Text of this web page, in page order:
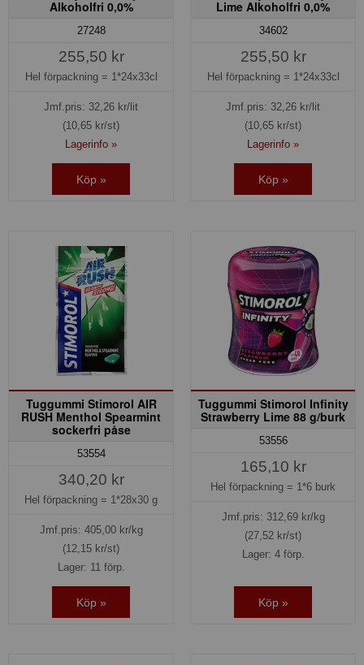
Alkoholfri 0,0%
27248
255,50 kr
Hel förpackning = 1*24x33cl
Jmf.pris: 32,26 kr/lit
(10,65 kr/st)
Lagerinfo »
Köp »
Lime Alkoholfri 0,0%
34602
255,50 kr
Hel förpackning = 1*24x33cl
Jmf.pris: 32,26 kr/lit
(10,65 kr/st)
Lagerinfo »
Köp »
Tuggummi Stimorol AIR
RUSH Menthol Spearmint
sockerfri påse
53554
340,20 kr
Hel förpackning = 1*28x30 g
Jmf.pris: 405,00kr/kg
(12,15 kr/st)
Lager: 11 förp.
Köp »
Tuggummi Stimorol Infinity
Strawberry Lime 88 g/burk
53556
165,10 kr
Hel förpackning = 1*6 burk
Jmf.pris: 312,69kr/kg
(27,52 kr/st)
Lager: 4 förp.
Köp »